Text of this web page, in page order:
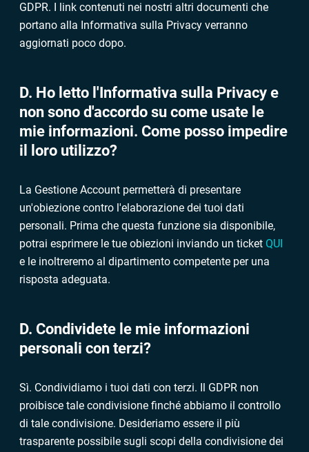
GDPR. I link contenuti nei nostri altri documenti che
portano alla Informativa sulla Privacy verranno
aggiornati poco dopo.
D. Ho letto l'Informativa sulla Privacy e
non sono d'accordo su come usate le
mie informazioni. Come posso impedire
il loro utilizzo?
La Gestione Account permetterà di presentare
un'obiezione contro l'elaborazione dei tuoi dati
personali. Prima che questa funzione sia disponibile,
potrai esprimere le tue obiezioni inviando un ticket QUI
e le inoltreremo al dipartimento competente per una
risposta adeguata.
D. Condividete le mie informazioni
personali con terzi?
Sì. Condividiamo i tuoi dati con terzi. Il GDPR non
proibisce tale condivisione finché abbiamo il controllo
di tale condivisione. Desideriamo essere il più
trasparente possibile sugli scopi della condivisione dei